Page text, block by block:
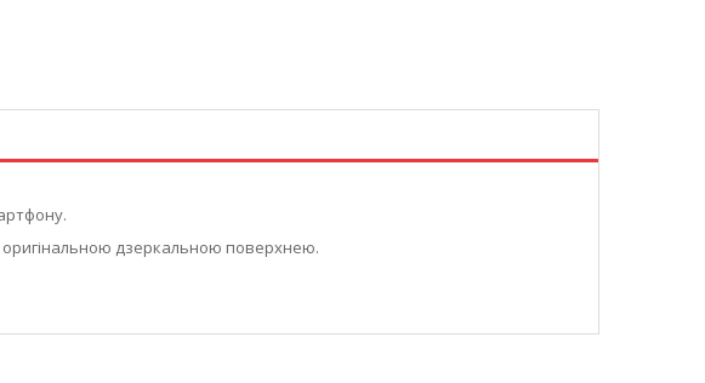
оригінальною дзеркальною поверхнею.